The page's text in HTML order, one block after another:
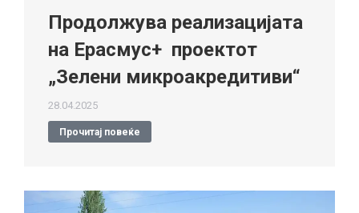
Продолжува реализацијата
на Ерасмус+ проектот
„Зелени микроакредитиви“
28.04.2025
Прочитај повеќе